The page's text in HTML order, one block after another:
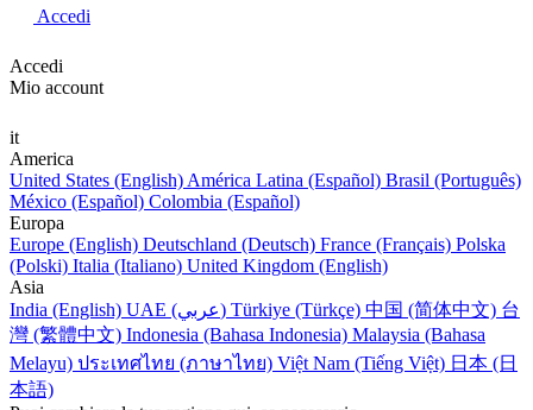
Accedi
Accedi
Mio account
it
America
United States (English) América Latina (Español) Brasil (Português)
México (Español) Colombia (Español)
Europa
Europe (English) Deutschland (Deutsch) France (Français) Polska
(Polski) Italia (Italiano) United Kingdom (English)
Asia
India (English)
UAE (عربي) Türkiye (Türkçe) 中国 (简体中文) 台
灣 (繁體中文) Indonesia (Bahasa Indonesia) Malaysia (Bahasa
Melayu) ประเทศไทย (ภาษาไทย) Việt Nam (Tiếng Việt) 日本 (日
本語)